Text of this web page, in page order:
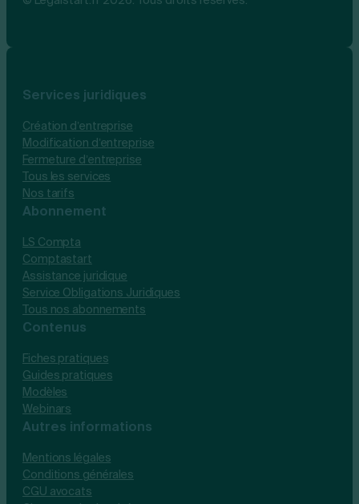
Services juridiques
Création d’entreprise
Modification d’entreprise
Fermeture d’entreprise
Tous les services
Nos tarifs
Abonnement
LS Compta
Comptastart
Assistance juridique
Service Obligations Juridiques
Tous nos abonnements
Contenus
Fiches pratiques
Guides pratiques
Modèles
Webinars
Autres informations
Mentions légales
Conditions générales
CGU avocats